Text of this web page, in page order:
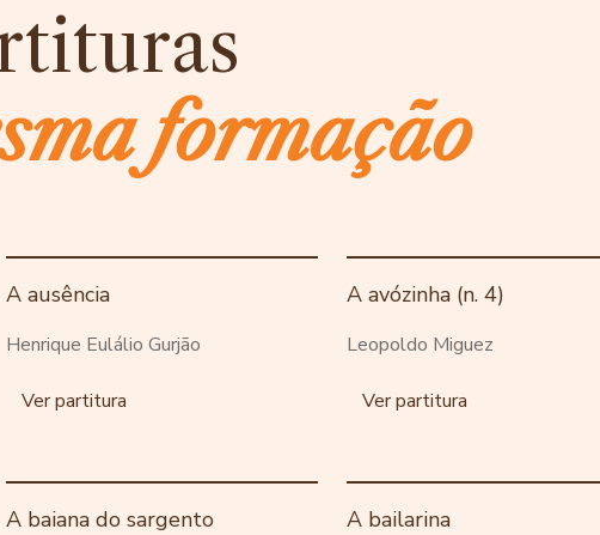
formação
A ausência
Henrique Eulálio Gurjão
Ver partitura
A avózinha (n. 4)
Leopoldo Miguez
Ver partitura
A baiana do sargento A bailarina